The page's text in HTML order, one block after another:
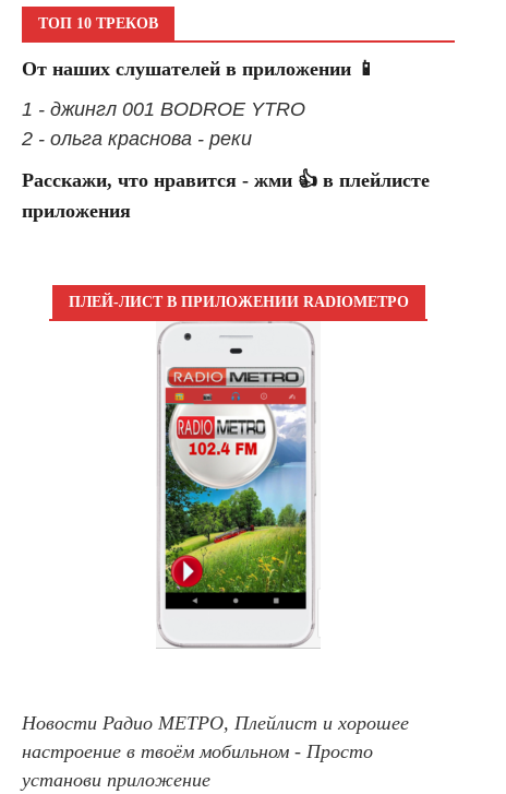
ТОП 10 ТРЕКОВ
От наших слушателей в приложении 📱
1 - джингл 001 BODROE YTRO
2 - ольга краснова - реки
Расскажи, что нравится - жми 👍 в плейлисте
приложения
ПЛЕЙ-ЛИСТ В ПРИЛОЖЕНИИ RADIOМЕТРО
Новости Радио МЕТРО, Плейлист и хорошее
настроение в твоём мобильном - Просто
установи приложение